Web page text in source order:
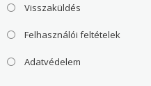
Visszaküldés
Felhasználói feltételek
Adatvédelem